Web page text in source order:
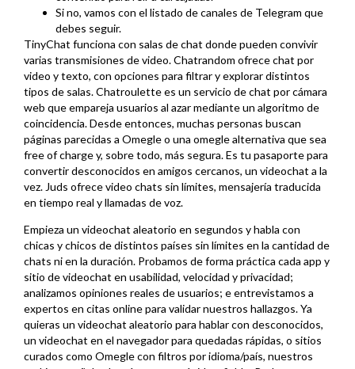
Si no, vamos con el listado de canales de Telegram que
debes seguir.
TinyChat funciona con salas de chat donde pueden convivir
varias transmisiones de video. Chatrandom ofrece chat por
video y texto, con opciones para filtrar y explorar distintos
tipos de salas. Chatroulette es un servicio de chat por cámara
web que empareja usuarios al azar mediante un algoritmo de
coincidencia. Desde entonces, muchas personas buscan
páginas parecidas a Omegle o una omegle alternativa que sea
free of charge y, sobre todo, más segura. Es tu pasaporte para
convertir desconocidos en amigos cercanos, un videochat a la
vez. Juds ofrece video chats sin límites, mensajería traducida
en tiempo real y llamadas de voz.
Empieza un videochat aleatorio en segundos y habla con
chicas y chicos de distintos países sin límites en la cantidad de
chats ni en la duración. Probamos de forma práctica cada app y
sitio de videochat en usabilidad, velocidad y privacidad;
analizamos opiniones reales de usuarios; e entrevistamos a
expertos en citas online para validar nuestros hallazgos. Ya
quieras un videochat aleatorio para hablar con desconocidos,
un videochat en el navegador para quedadas rápidas, o sitios
curados como Omegle con filtros por idioma/país, nuestros